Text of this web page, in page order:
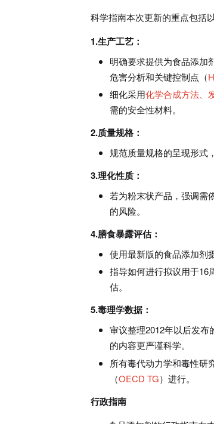
科学指南本次更新的重点包括
1.生产工艺：
明确要求提供为食品添加
危害分析和关键控制点（
细化采用化学合成方法、
需的安全性材料。
2.质量规格：
规范质量规格的呈现形式
3.理化性质：
若为粉末状产品，强调需
的风险。
4.膳食暴露评估：
使用最新版的食品添加剂
指导如何进行拟议用于16
估。
5.毒理学数据：
审议整理2012年以后发
的内容更严谨科学。
所有毒代动力学和毒性研
（OECD TG）进行。
行政指南